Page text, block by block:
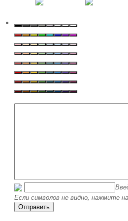
Если символов не видно, нажмите